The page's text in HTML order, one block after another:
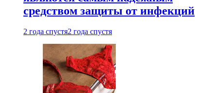
средством защиты от инфекций
2 года спустя2 года спустя